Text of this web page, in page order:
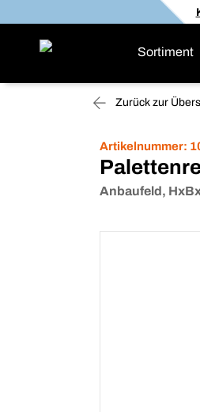
Sortiment
Zurück zur
Artikelnummer:
Anbaufeld,